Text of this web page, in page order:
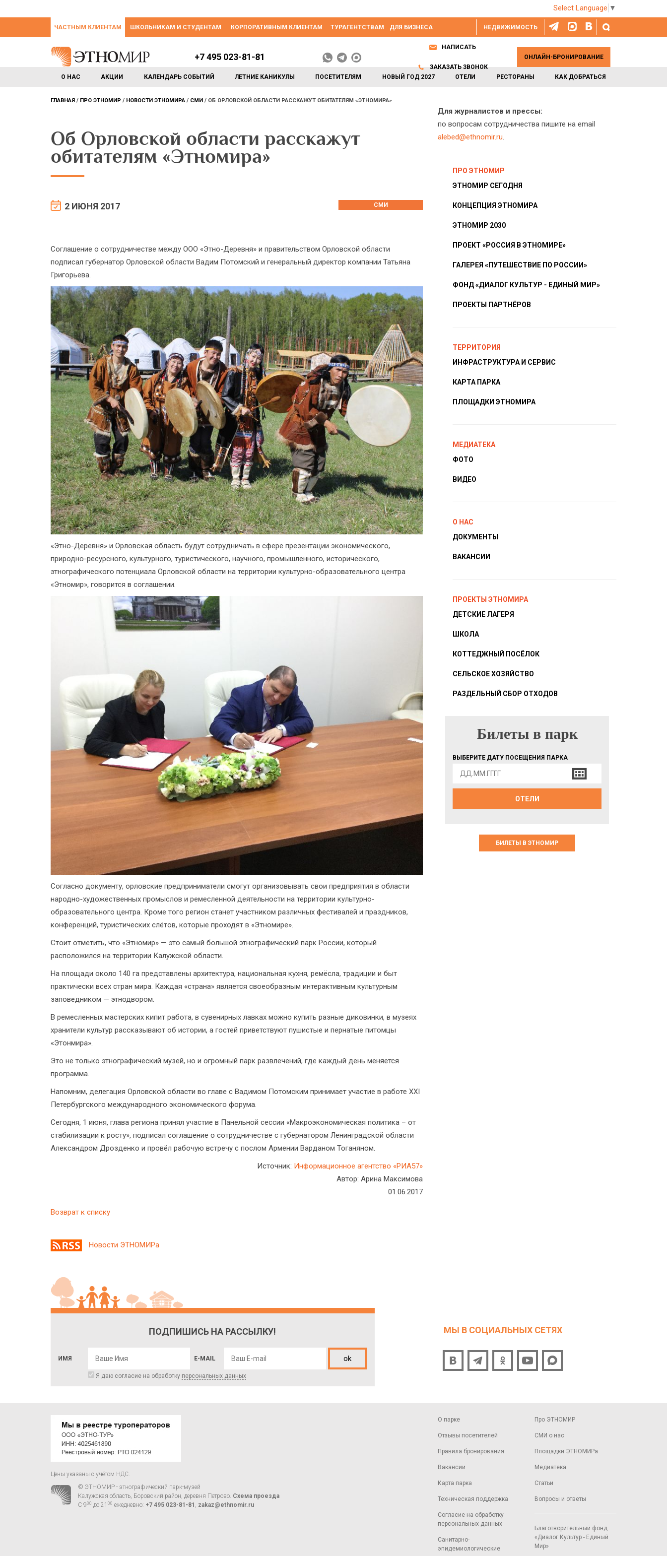
Select Language ▼
НЕДВИЖИМОСТЬ
ЧАСТНЫМ КЛИЕНТАМ ШКОЛЬНИКАМ И СТУДЕНТАМ КОРПОРАТИВНЫМ КЛИЕНТАМ ТУРАГЕНТСТВАМ ДЛЯ БИЗНЕСА
О НАС АКЦИИ КАЛЕНДАРЬ СОБЫТИЙ ЛЕТНИЕ КАНИКУЛЫ ПОСЕТИТЕЛЯМ НОВЫЙ ГОД 2027 ОТЕЛИ РЕСТОРАНЫ КАК ДОБРАТЬСЯ
+7 495 023-81-81
НАПИСАТЬ
ЗАКАЗАТЬ ЗВОНОК
ОНЛАЙН-БРОНИРОВАНИЕ
ГЛАВНАЯ ПРО ЭТНОМИР НОВОСТИ ЭТНОМИРА СМИ ОБ ОРЛОВСКОЙ ОБЛАСТИ РАССКАЖУТ ОБИТАТЕЛЯМ «ЭТНОМИРА»
Об Орловской области расскажут
обитателям «Этномира»
2 ИЮНЯ 2017 СМИ
Соглашение о сотрудничестве между ООО «Этно-Деревня» и правительством Орловской области
подписал губернатор Орловской области Вадим Потомский и генеральный директор компании Татьяна
Григорьева.
«Этно-Деревня» и Орловская область будут сотрудничать в сфере презентации экономического,
природно-ресурсного, культурного, туристического, научного, промышленного, исторического,
этнографического потенциала Орловской области на территории культурно-образовательного центра
«Этномир», говорится в соглашении.
Согласно документу, орловские предприниматели смогут организовывать свои предприятия в области
народно-художественных промыслов и ремесленной деятельности на территории культурно-
образовательного центра. Кроме того регион станет участником различных фестивалей и праздников,
конференций, туристических слётов, которые проходят в «Этномире».
Стоит отметить, что «Этномир» — это самый большой этнографический парк России, который
расположился на территории Калужской области.
На площади около 140 га представлены архитектура, национальная кухня, ремёсла, традиции и быт
практически всех стран мира. Каждая «страна» является своеобразным интерактивным культурным
заповедником — этнодвором.
В ремесленных мастерских кипит работа, в сувенирных лавках можно купить разные диковинки, в музеях
хранители культур рассказывают об истории, а гостей приветствуют пушистые и пернатые питомцы
«Этонмира».
Это не только этнографический музей, но и огромный парк развлечений, где каждый день меняется
программа.
Напомним, делегация Орловской области во главе с Вадимом Потомским принимает участие в работе XXI
Петербургского международного экономического форума.
Сегодня, 1 июня, глава региона принял участие в Панельной сессии «Макроэкономическая политика – от
стабилизации к росту», подписал соглашение о сотрудничестве с губернатором Ленинградской области
Александром Дрозденко и провёл рабочую встречу с послом Армении Варданом Тоганяном.
Источник: Информационное агентство «РИА57»
Автор: Арина Максимова
01.06.2017
Возврат к списку
Для журналистов и прессы:
по вопросам сотрудничества пишите на email
alebed@ethnomir.ru.
ПРО ЭТНОМИР
ЭТНОМИР СЕГОДНЯ
КОНЦЕПЦИЯ ЭТНОМИРА
ЭТНОМИР 2030
ПРОЕКТ «РОССИЯ В ЭТНОМИРЕ»
ГАЛЕРЕЯ «ПУТЕШЕСТВИЕ ПО РОССИИ»
ФОНД «ДИАЛОГ КУЛЬТУР - ЕДИНЫЙ МИР»
ПРОЕКТЫ ПАРТНЁРОВ
ТЕРРИТОРИЯ
ИНФРАСТРУКТУРА И СЕРВИС
КАРТА ПАРКА
ПЛОЩАДКИ ЭТНОМИРА
МЕДИАТЕКА
ФОТО
ВИДЕО
О НАС
ДОКУМЕНТЫ
ВАКАНСИИ
ПРОЕКТЫ ЭТНОМИРА
ДЕТСКИЕ ЛАГЕРЯ
ШКОЛА
КОТТЕДЖНЫЙ ПОСЁЛОК
СЕЛЬСКОЕ ХОЗЯЙСТВО
РАЗДЕЛЬНЫЙ СБОР ОТХОДОВ
БИЛЕТЫ В ПАРК
Билеты в парк
ВЫБЕРИТЕ ДАТУ ПОСЕЩЕНИЯ ПАРКА
ОТЕЛИ
БИЛЕТЫ В ЭТНОМИР
Новости ЭТНОМИРа
ПОДПИШИСЬ НА РАССЫЛКУ!
ИМЯ E-MAIL ok
Я даю согласие на обработку персональных данных
МЫ В СОЦИАЛЬНЫХ СЕТЯХ
О парке
Отзывы посетителей
Правила бронирования
Вакансии
Карта парка
Техническая поддержка
Согласие на обработку
персональных данных
Санитарно-
эпидемиологические
Про ЭТНОМИР
СМИ о нас
Площадки ЭТНОМИРа
Медиатека
Статьи
Вопросы и ответы
Благотворительный фонд
«Диалог Культур - Единый
Мир»
Цены указаны с учётом НДС.
© ЭТНОМИР - этнографический парк-музей
Калужская область, Боровский район, деревня Петрово. Схема проезда
С 900 до 21 00 ежедневно: +7 495 023-81-81 , zakaz@ethnomir.ru